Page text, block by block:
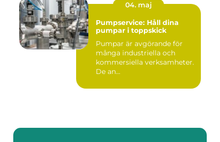
04. maj
Pumpservice: Håll dina
pumpar i toppskick
Pumpar är avgörande för
många industriella och
kommersiella verksamheter.
De an...